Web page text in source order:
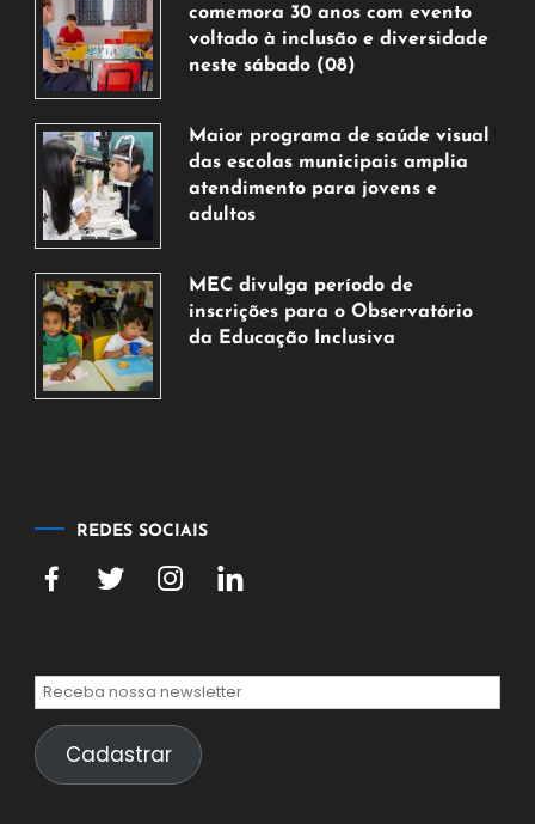
comemora 30 anos com evento
voltado à inclusão e diversidade
neste sábado (08)
de
agosto
de
2026
Maior programa de saúde visual
das escolas municipais amplia
atendimento para jovens e
adultos
de
agosto
de
MEC divulga período de
inscrições para o Observatório
da Educação Inclusiva
REDES SOCIAIS
Cadastrar